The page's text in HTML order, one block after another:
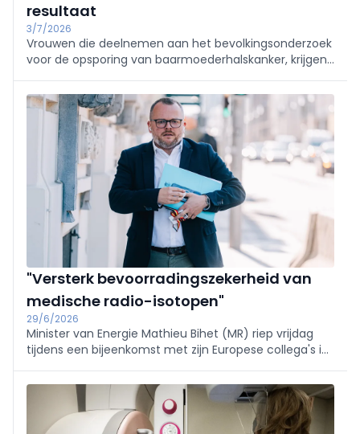
resultaat
3/7/2026
Vrouwen die deelnemen aan het bevolkingsonderzoek
voor de opsporing van baarmoederhalskanker, krijgen
was dat enkel de arts. Dat maakt Vlaams minister van
Welzijn Caroline Gennez bekend.
"Versterk bevoorradingszekerheid van
medische radio-isotopen"
29/6/2026
Minister van Energie Mathieu Bihet (MR) riep vrijdag
tijdens een bijeenkomst met zijn Europese collega's in
maatregelen om de bevoorradingszekerheid van
medische radio-isotopen te versterken.